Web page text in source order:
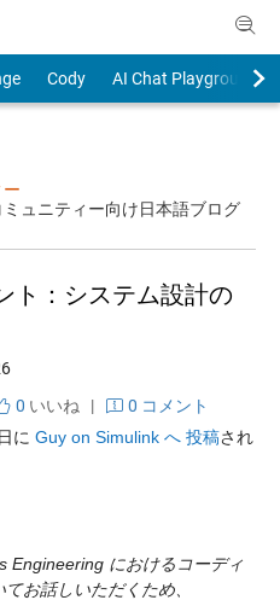
Cody
AI Chat Playground
ュニティー向け日本語ブログ
ト：システム設計の
0 いいね |
0 コメント
に Guy on Simulink へ 投稿され
Engineering におけるコーディ
お話しいただくため、